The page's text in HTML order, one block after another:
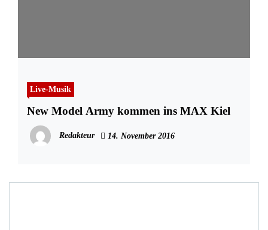
Live-Musik
New Model Army kommen ins MAX Kiel
Redakteur 14. November 2016